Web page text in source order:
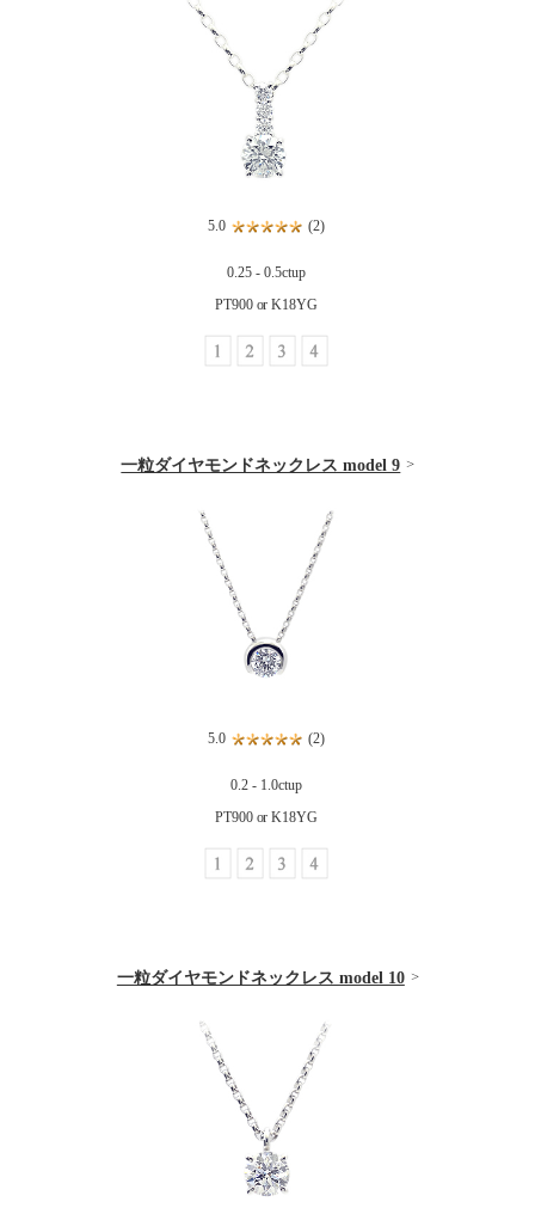
5.0 (2)
0.25 - 0.5ctup
PT900 or K18YG
一粒ダイヤモンドネックレス model 9
5.0 (2)
0.2 - 1.0ctup
PT900 or K18YG
一粒ダイヤモンドネックレス model 10